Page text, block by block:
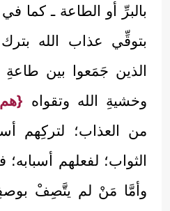
بالبرِّ أو الطاعة ـ كما
بتوقِّي عذاب الله
الذين جَمَعوا بين طاعةِ
وخشيةِ الله وتقواه
من العذاب؛ لتركِهم
الثواب؛ لفعلهم
وأمَّا مَنْ لم يتَّصِفْ